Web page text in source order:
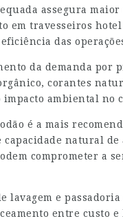
assegura
em travesseiros
das
da demanda por
corantes
ambiental no
é a mais
capacidade natural
comprometer a
lavagem e
entre custo